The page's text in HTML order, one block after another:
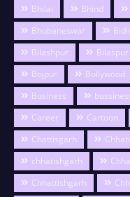
Bhilai
Bhind
Bhubaneswar
Bilashpur
Bilaspur
Bojpur
Bollywood
Business
Career
Cartoon
Chattisgarh
chhatishgarh
Chhattishgarh